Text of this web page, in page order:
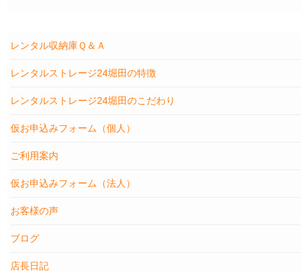
レンタル収納庫Ｑ＆Ａ
レンタルストレージ24堀田の特徴
レンタルストレージ24堀田のこだわり
仮お申込みフォーム（個人）
ご利用案内
仮お申込みフォーム（法人）
お客様の声
ブログ
店長日記